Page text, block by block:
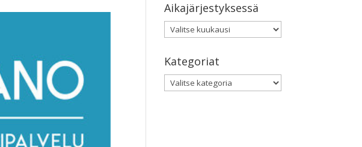
Aikajärjestyksessä
Aikajärjestyksessä
Kategoriat
Kategoriat